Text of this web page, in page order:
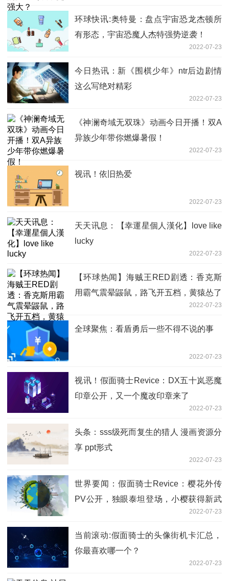
环球快讯:奥特曼：盘点宇宙恐龙杰顿所
有形态，宇宙恐魔人杰特强势逆袭！
2022-07-23
今日热讯：新《围棋少年》ntr后边剧情
这么写绝对精彩
2022-07-23
《神澜奇域无双珠》动画今日开播！双A
异族少年带你燃爆暑假！
2022-07-23
视讯！依旧热爱
2022-07-23
天天讯息：【幸運星個人漢化】love like
lucky
2022-07-23
【环球热闻】海贼王RED剧透：香克斯
用霸气震晕鼹鼠，路飞开五档，黄猿怂了
2022-07-23
全球聚焦：看盾勇后一些不得不说的事
2022-07-23
视讯！假面骑士Revice：DX五十岚恶魔
印章公开，又一个魔改印章来了
2022-07-23
头条：sss级死而复生的猎人 漫画资源分
享 ppt形式
2022-07-23
世界要闻：假面骑士Revice：樱花外传
PV公开，独眼泰坦登场，小樱获得新武
2022-07-23
当前滚动:假面骑士的头像街机卡汇总，
你最喜欢哪一个？
2022-07-23